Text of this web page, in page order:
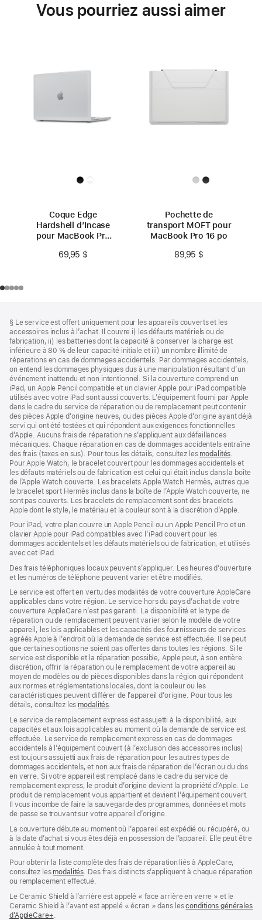
Vous pourriez aussi aimer
Coque Edge
Hardshell d’Incase
pour MacBook Pro
69,95 $
Pochette de
transport MOFT pour
MacBook Pro 16 po
89,95 $
de
page
de
bas
de
page
§ Le service est offert uniquement pour les appareils couverts et les
accessoires inclus à l’achat. Il couvre i) les défauts matériels ou de
fabrication, ii) les batteries dont la capacité à conserver la charge est
inférieure à 80 % de leur capacité initiale et iii) un nombre illimité de
réparations en cas de dommages accidentels. Par dommages accidentels,
on entend les dommages physiques dus à une manipulation résultant d’un
événement inattendu et non intentionnel. Si la couverture comprend un
iPad, un Apple Pencil compatible et un clavier Apple pour iPad compatible
utilisés avec votre iPad sont aussi couverts. L’équipement fourni par Apple
dans le cadre du service de réparation ou de remplacement peut contenir
des pièces Apple d’origine neuves, ou des pièces Apple d’origine ayant déjà
servi qui ont été testées et qui répondent aux exigences fonctionnelles
d’Apple. Aucuns frais de réparation ne s’appliquent aux défaillances
mécaniques. Chaque réparation en cas de dommages accidentels entraîne
des frais (taxes en sus). Pour tous les détails, consultez les modalités
dans
une
nouvelle
fenêtre)
Pour Apple Watch, le bracelet couvert pour les dommages accidentels et
les défauts matériels ou de fabrication est celui qui était inclus dans la boîte
de l’Apple Watch couverte. Les bracelets Apple Watch Hermès, autres que
le bracelet sport Hermès inclus dans la boîte de l’Apple Watch couverte, ne
sont pas couverts. Les bracelets de remplacement sont des bracelets
Apple dont le style, le matériau et la couleur sont à la discrétion d’Apple.
Pour iPad, votre plan couvre un Apple Pencil ou un Apple Pencil Pro et un
clavier Apple pour iPad compatibles avec l’iPad couvert pour les
dommages accidentels et les défauts matériels ou de fabrication, et utilisés
avec cet iPad.
Des frais téléphoniques locaux peuvent s’appliquer. Les heures d’ouverture
et les numéros de téléphone peuvent varier et être modifiés.
Le service est offert en vertu des modalités de votre couverture AppleCare
applicables dans votre région. Le service hors du pays d’achat de votre
couverture AppleCare n’est pas garanti. La disponibilité et le type de
réparation ou de remplacement peuvent varier selon le modèle de votre
appareil, les lois applicables et les capacités des fournisseurs de services
agréés Apple à l’endroit où la demande de service est effectuée. Il se peut
que certaines options ne soient pas offertes dans toutes les régions. Si le
service est disponible et la réparation possible, Apple peut, à son entière
discrétion, offrir la réparation ou le remplacement de votre appareil au
moyen de modèles ou de pièces disponibles dans la région qui répondent
aux normes et réglementations locales, dont la couleur ou les
caractéristiques peuvent différer de l’appareil d’origine. Pour tous les
détails, consultez les modalités(s’ouvre
une
nouvelle
fenêtre)
.
Le service de remplacement express est assujetti à la disponibilité, aux
capacités et aux lois applicables au moment où la demande de service est
effectuée. Le service de remplacement express en cas de dommages
accidentels à l’équipement couvert (à l’exclusion des accessoires inclus)
est toujours assujetti aux frais de réparation pour les autres types de
dommages accidentels, et non aux frais de réparation de l’écran ou du dos
en verre. Si votre appareil est remplacé dans le cadre du service de
remplacement express, le produit d’origine devient la propriété d’Apple. Le
produit de remplacement vous appartient et devient l’équipement couvert.
Il vous incombe de faire la sauvegarde des programmes, données et mots
de passe se trouvant sur votre appareil d’origine.
La couverture débute au moment où l’appareil est expédié ou récupéré, ou
à la date d’achat si vous êtes déjà en possession de l’appareil. Elle peut être
annulée à tout moment.
Pour obtenir la liste complète des frais de réparation liés à AppleCare,
consultez les modalités(s’ouvre
dans
nouvelle
fenêtre)
. Des frais distincts s’appliquent à chaque réparation
ou remplacement effectué.
Le Ceramic Shield à l’arrière est appelé « face arrière en verre » et le
Ceramic Shield à l’avant est appelé « écran » dans lesconditions générales
d’AppleCare+